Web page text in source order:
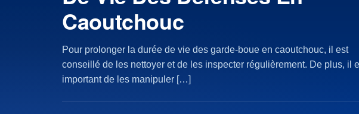
Caoutchouc
Pour prolonger la durée de vie des garde-boue en caoutchouc, il est
conseillé de les nettoyer et de les inspecter régulièrement. De plus, il
important de les manipuler […]